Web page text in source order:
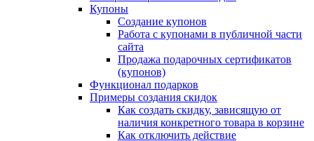
Купоны
Создание купонов
Работа с купонами в публичной части
сайта
Продажа подарочных сертификатов
(купонов)
Функционал подарков
Примеры создания скидок
Как создать скидку, зависящую от
наличия конкретного товара в корзине
Как отключить действие